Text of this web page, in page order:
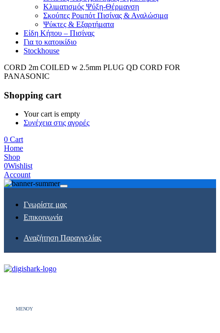
Κλιματισμός Ψύξη-Θέρμανση
Σκούπες Ρομπότ Πισίνας & Αναλώσιμα
Ψύκτες & Εξαρτήματα
Είδη Κήπου – Πισίνας
Για το κατοικίδιο
Stockhouse
CORD 2m COILED w 2.5mm PLUG QD CORD FOR
PANASONIC
Shopping cart
Your cart is empty
Συνέχεια στις αγορές
0 Cart
Home
Shop
0Wishlist
Account
Γνωρίστε μας
Επικοινωνία
Αναζήτηση Παραγγελίας
MENOY